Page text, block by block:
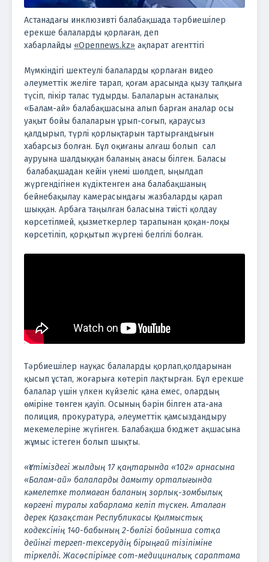
Астанадағы инклюзивті балабақшада тәрбиешілер
ерекше балаларды қорлаған, деп
хабарлайды «Opennews.kz» ақпарат агенттігі
Мүмкіндігі шектеулі балаларды қорлаған видео
әлеуметтік желіге тарап, қоғам арасында қызу талқыға
түсіп, пікір талас тудырды. Балаларын астаналық
«Балам-ай» балабақшасына алып барған аналар осы
уақыт бойы балаларын ұрып-соғып, қараусыз
қалдырып, түрлі қорлықтарын тартырғандығын
хабарсыз болған. Бұл оқиғаны алғаш болып сал
ауруына шалдыққан баланың анасы білген. Баласы
балабақшадан кейін үнемі шөлдеп, ыңылдап
жүргендігінен күдіктенген ана балабақшаның
бейнебақылау камерасындағы жазбаларды қарап
шыққан. Арбаға таңылған баласына тиісті қолдау
көрсетілмей, қызметкерлер тарапынан қоқан-лоқы
көрсетіліп, қорқытып жүргені белгілі болған.
Тәрбиешілер науқас балаларды қорлап,қолдарынан
қысып ұстап, жоғарыға көтеріп лақтырған. Бұл ерекше
балалар үшін үлкен күйзеліс қана емес, олардың
өміріне төнген қауіп. Осының бәрін білген ата-ана
полиция, прокуратура, әлеуметтік қамсыздандыру
мекемелеріне жүгінген. Балабақша бюджет ақшасына
жұмыс істеген болып шықты.
«Үстіміздегі жылдың 17 қаңтарында «102» арнасына
«Балам-ай» балаларды дамыту орталығында
кәмелетке толмаған баланың зорлық-зомбылық
көргені туралы хабарлама келіп түскен. Аталған
дерек Қазақстан Республикасы Қылмыстық
кодексінің 140-бабының 2-бөлігі бойынша сотқа
дейінгі тергеп-тексерудің бірыңғай тізіліміне
тіркелді. Жасөспірімге сот-медициналық сараптама